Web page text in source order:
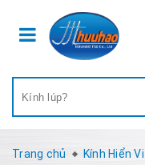
Trang chủ Kính Hiển Vi